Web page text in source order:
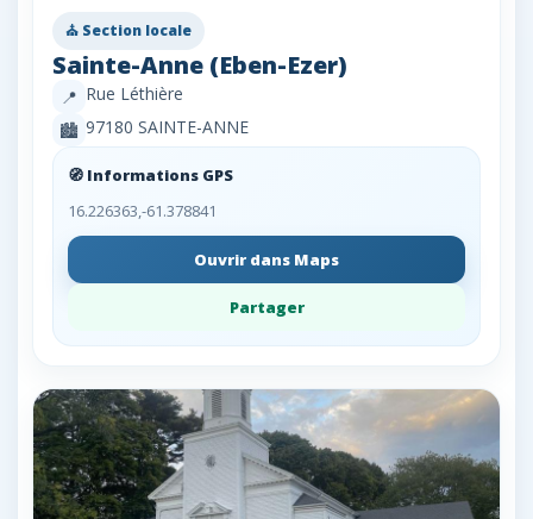
⛪ Section locale
Sainte-Anne (Eben-Ezer)
📍 Rue Léthière
🏙️ 97180 SAINTE-ANNE
🧭 Informations GPS
16.226363,-61.378841
Ouvrir dans Maps
Partager